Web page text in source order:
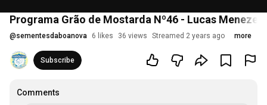
Programa Grão de Mostarda Nº46 - Lucas
@sementesdaboanova 6 likes 36 views Streamed 2 years ago more
Subscribe
Comments